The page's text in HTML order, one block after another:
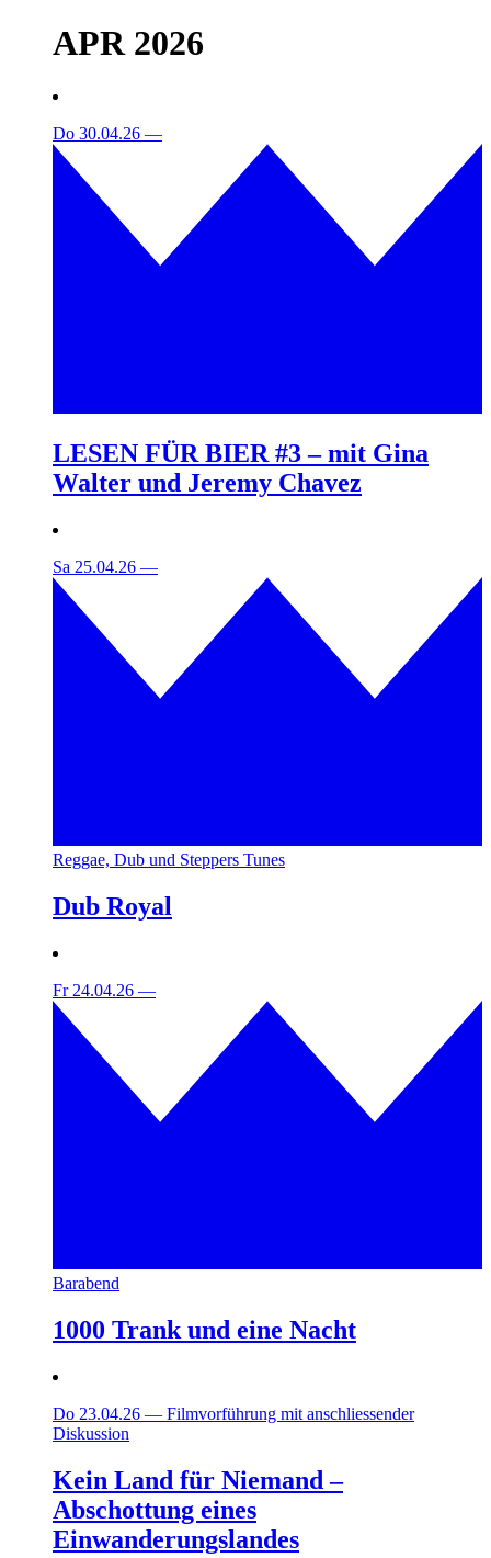
APR 2026
Do 30.04.26 —
LESEN FÜR BIER #3 – mit Gina
Walter und Jeremy Chavez
Sa 25.04.26 —
Reggae, Dub und Steppers Tunes
Dub Royal
Fr 24.04.26 —
Barabend
1000 Trank und eine Nacht
Do 23.04.26 — Filmvorführung mit anschliessender
Diskussion
Kein Land für Niemand –
Abschottung eines
Einwanderungslandes